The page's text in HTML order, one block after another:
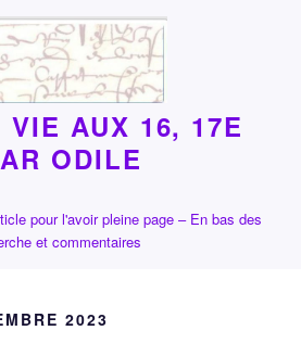
VIE AUX 16, 17E
ODILE
pour l'avoir pleine page – En bas des
et commentaires
2023